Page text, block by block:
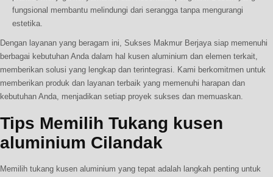
fungsional membantu melindungi dari serangga tanpa mengurangi
estetika.
Dengan layanan yang beragam ini, Sukses Makmur Berjaya siap memenuhi
berbagai kebutuhan Anda dalam hal kusen aluminium dan elemen terkait,
memberikan solusi yang lengkap dan terintegrasi. Kami berkomitmen untuk
memberikan produk dan layanan terbaik yang memenuhi harapan dan
kebutuhan Anda, menjadikan setiap proyek sukses dan memuaskan.
Tips Memilih Tukang kusen
aluminium Cilandak
Memilih tukang kusen aluminium yang tepat adalah langkah penting untuk